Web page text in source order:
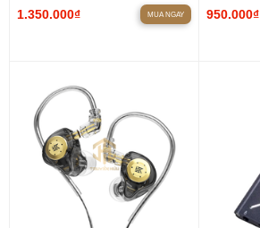
1.350.000₫
MUA NGAY
950.000₫